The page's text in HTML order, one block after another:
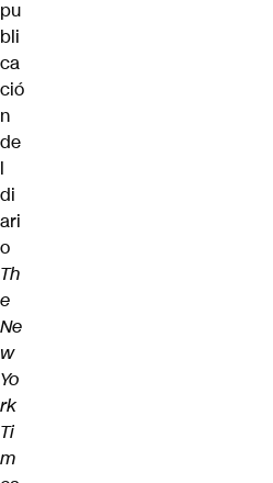
pu
bli
ca
ció
n
de
l
di
ari
o
Th
e
Ne
w
Yo
rk
Ti
m